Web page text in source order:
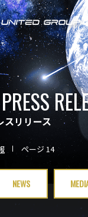
スリリース
ページ 14
NEWS